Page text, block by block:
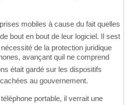
mobiles à cause du fait quelles
bout en bout de leur logiciel. Il sest
de la protection juridique
avançant quil ne comprend
était gardé sur les dispositifs
au gouvernement.
portable, il verrait une